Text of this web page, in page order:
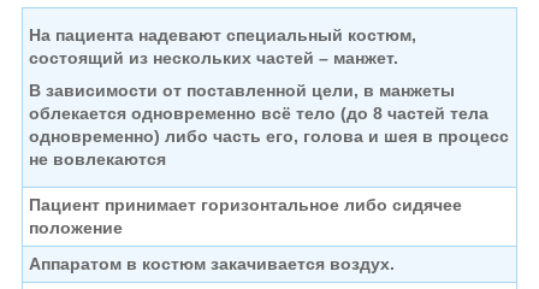
На пациента надевают специальный костюм,
состоящий из нескольких частей – манжет.
В зависимости от поставленной цели, в манжеты
облекается одновременно всё тело (до 8 частей тела
одновременно) либо часть его, голова и шея в процесс
не вовлекаются
Пациент принимает горизонтальное либо сидячее
положение
Аппаратом в костюм закачивается воздух.